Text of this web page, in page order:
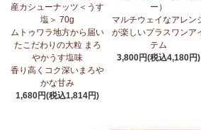
5/1：ティンガティンガ・アート～ズベリ
私たちバラカは、ズベリが遺してくださっ
大切に紹介してまいります。
4/23：
【2026新茶入荷】アフリカンプライ
ニア紅茶～無農薬手摘み茶葉～
産カシューナッツ＜うす
塩＞ 70g
ムトゥワラ地方から届い
たこだわりの大粒 まろ
やかうす塩味
香り高くコク深いまろや
かな甘み
1,680円(税込1,814円)
ー）
マルチウェイなアレン
が楽しいプラスワンア
テム
3,800円(税込4,180円)